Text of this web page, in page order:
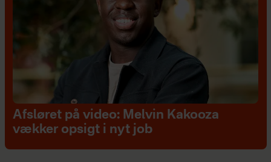
Afsløret på video: Melvin Kakooza
vækker opsigt i nyt job